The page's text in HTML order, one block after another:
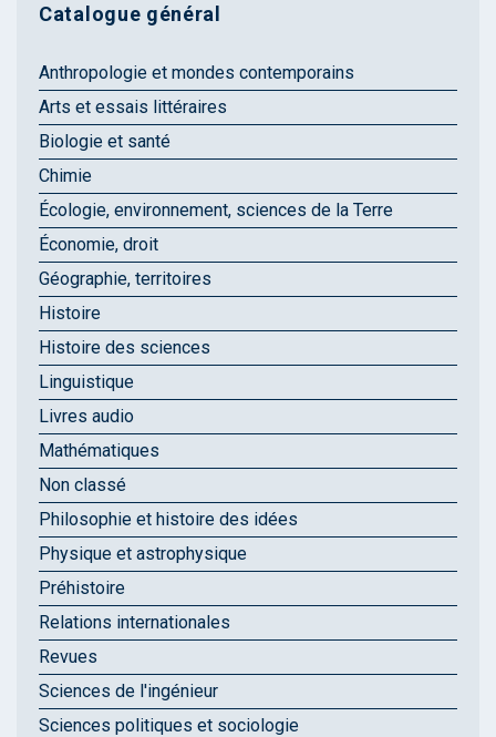
Catalogue général
Anthropologie et mondes contemporains
Arts et essais littéraires
Biologie et santé
Chimie
Écologie, environnement, sciences de la Terre
Économie, droit
Géographie, territoires
Histoire
Histoire des sciences
Linguistique
Livres audio
Mathématiques
Non classé
Philosophie et histoire des idées
Physique et astrophysique
Préhistoire
Relations internationales
Revues
Sciences de l'ingénieur
Sciences politiques et sociologie